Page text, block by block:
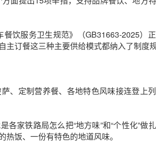
饮服务卫生规范》（GB31663-2025）
订餐这三种主要供给模式都纳入了制度规
、定制营养餐、各地特色风味接连登上
家铁路局怎么把“地方味”和“个性化”做
饭、一份有特色的地道风味。